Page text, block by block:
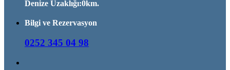
Denize Uzaklığı:0km.
Bilgi ve Rezervasyon
0252 345 04 98